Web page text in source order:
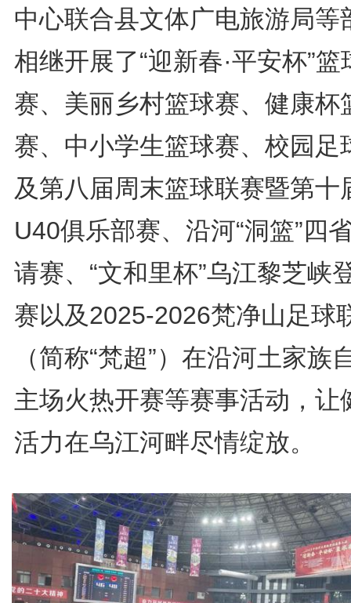
中心联合县文体广电旅游局等
相继开展了“迎新春·平安杯”篮
赛、美丽乡村篮球赛、健康杯
赛、中小学生篮球赛、校园足
及第八届周末篮球联赛暨第十
U40俱乐部赛、沿河“洞篮”四
请赛、“文和里杯”乌江黎芝峡
赛以及2025-2026梵净山足球
（简称“梵超”）在沿河土家族
主场火热开赛等赛事活动，让
活力在乌江河畔尽情绽放。